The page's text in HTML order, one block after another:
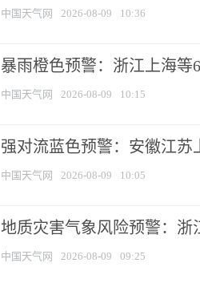
中国天气网 2026-08-09 10:36
暴雨橙色预警：浙江上海等
中国天气网 2026-08-09 10:15
强对流蓝色预警：安徽江苏
中国天气网 2026-08-09 10:05
地质灾害气象风险预警：浙
中国天气网 2026-08-09 09:25